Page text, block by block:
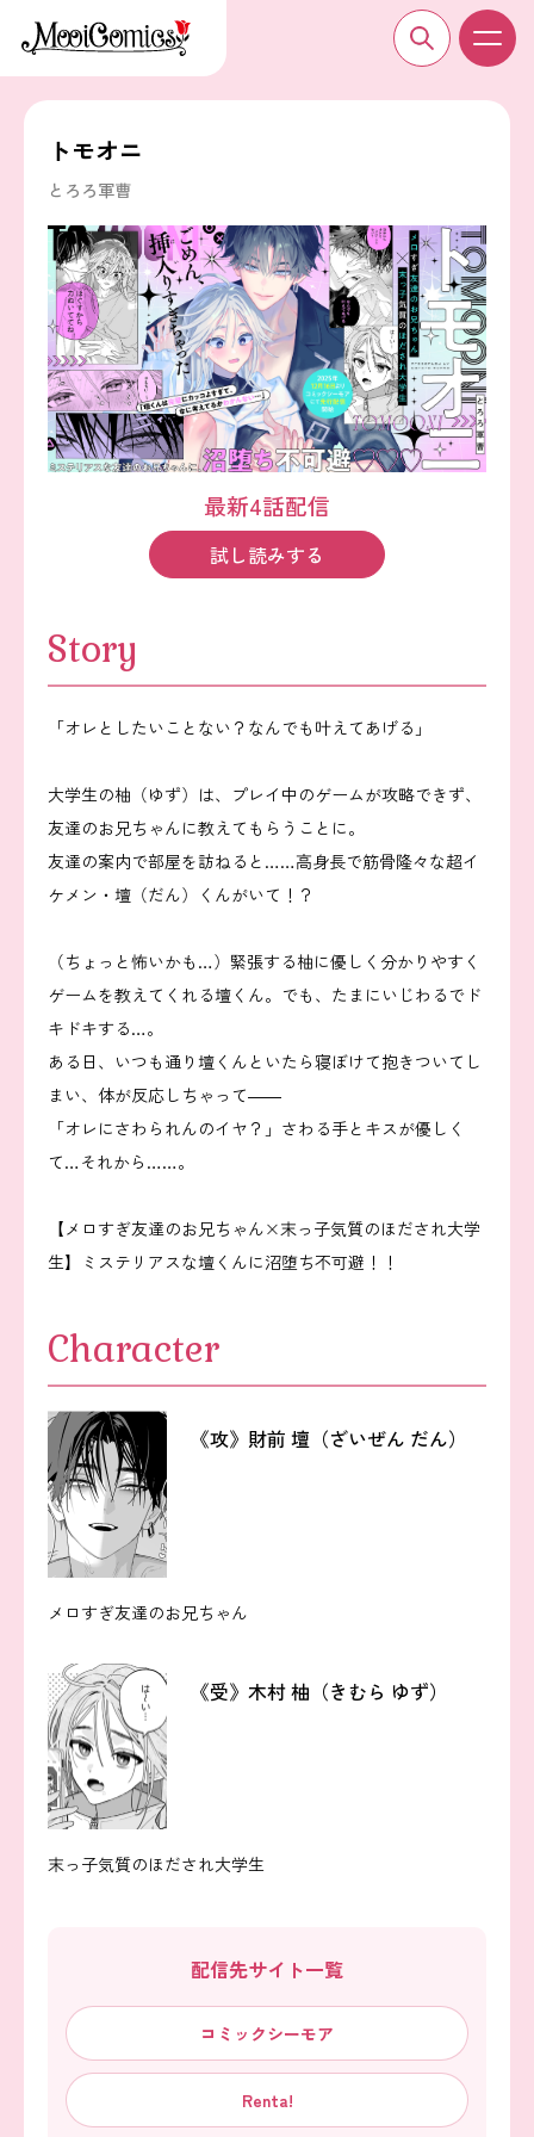
トモオニ
とろろ軍曹
最新4話配信
試し読みする
Story
「オレとしたいことない？なんでも叶えてあげる」
大学生の柚（ゆず）は、プレイ中のゲームが攻略できず、
友達のお兄ちゃんに教えてもらうことに。
友達の案内で部屋を訪ねると……高身長で筋骨隆々な超イ
ケメン・壇（だん）くんがいて！？
（ちょっと怖いかも…）緊張する柚に優しく分かりやすく
ゲームを教えてくれる壇くん。でも、たまにいじわるでド
キドキする…。
ある日、いつも通り壇くんといたら寝ぼけて抱きついてし
まい、体が反応しちゃって――
「オレにさわられんのイヤ？」さわる手とキスが優しく
て…それから……。
【メロすぎ友達のお兄ちゃん×末っ子気質のほだされ大学
生】ミステリアスな壇くんに沼堕ち不可避！！
Character
《攻》財前 壇（ざいぜん だん）
メロすぎ友達のお兄ちゃん
《受》木村 柚（きむら ゆず）
末っ子気質のほだされ大学生
配信先サイト一覧
コミックシーモア
Renta!